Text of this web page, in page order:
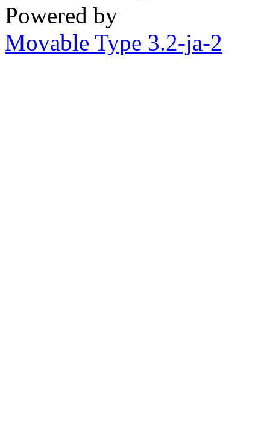
Powered by
Movable Type 3.2-ja-2